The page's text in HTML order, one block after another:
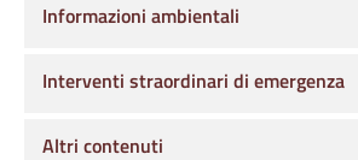
Informazioni ambientali
Interventi straordinari di emergenza
Altri contenuti